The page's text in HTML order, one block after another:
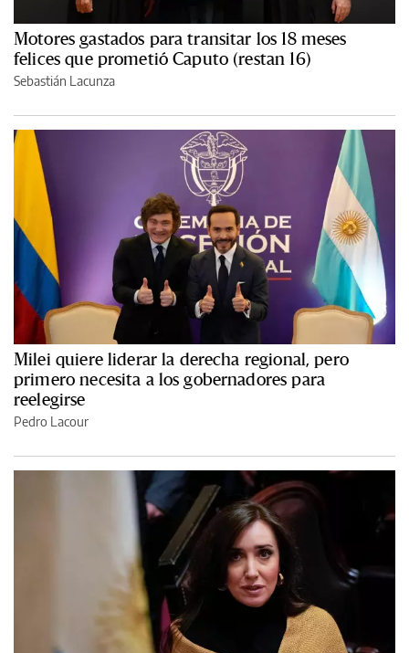
Motores gastados para transitar los 18 meses
felices que prometió Caputo (restan 16)
Sebastián Lacunza
Milei quiere liderar la derecha regional, pero
primero necesita a los gobernadores para
reelegirse
Pedro Lacour